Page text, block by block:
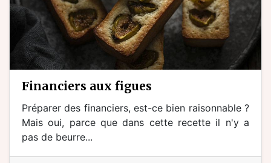
financiers aux figues
Préparer des financiers, est-ce bien raisonnable ?
Mais oui, parce que dans cette recette il n'y a
pas de beurre...